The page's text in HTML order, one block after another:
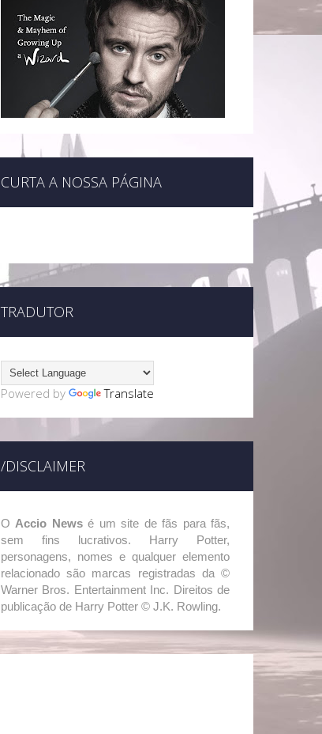
CURTA A NOSSA PÁGINA
TRADUTOR
Powered by Translate
/DISCLAIMER
O Accio Newsé um site de fãs para fãs,
sem fins lucrativos. Harry Potter,
personagens, nomes e qualquer elemento
relacionado são marcas registradas da ©
Warner Bros. Entertainment Inc. Direitos de
publicação de Harry Potter © J.K. Rowling.